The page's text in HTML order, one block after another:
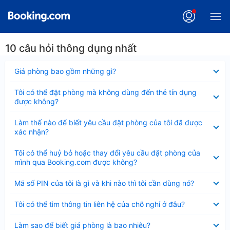
10 câu hỏi thông dụng nhất
Giá phòng bao gồm những gì?
thu
Tôi có thể đặt phòng mà không dùng đến thẻ tín dụng
được không?
thu
gọn
Làm thế nào để biết yêu cầu đặt phòng của tôi đã được
xác nhận?
thu
gọn
Tôi có thể huỷ bỏ hoặc thay đổi yêu cầu đặt phòng của
mình qua Booking.com được không?
thu
gọn
Mã số PIN của tôi là gì và khi nào thì tôi cần dùng nó?
thu
Tôi có thể tìm thông tin liên hệ của chỗ nghỉ ở đâu?
thu
Làm sao để biết giá phòng là bao nhiêu?
thu